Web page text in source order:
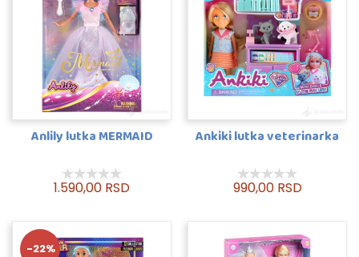
Anlily lutka MERMAID
1.590,00 RSD
Ankiki lutka veterinarka
990,00 RSD
-22%